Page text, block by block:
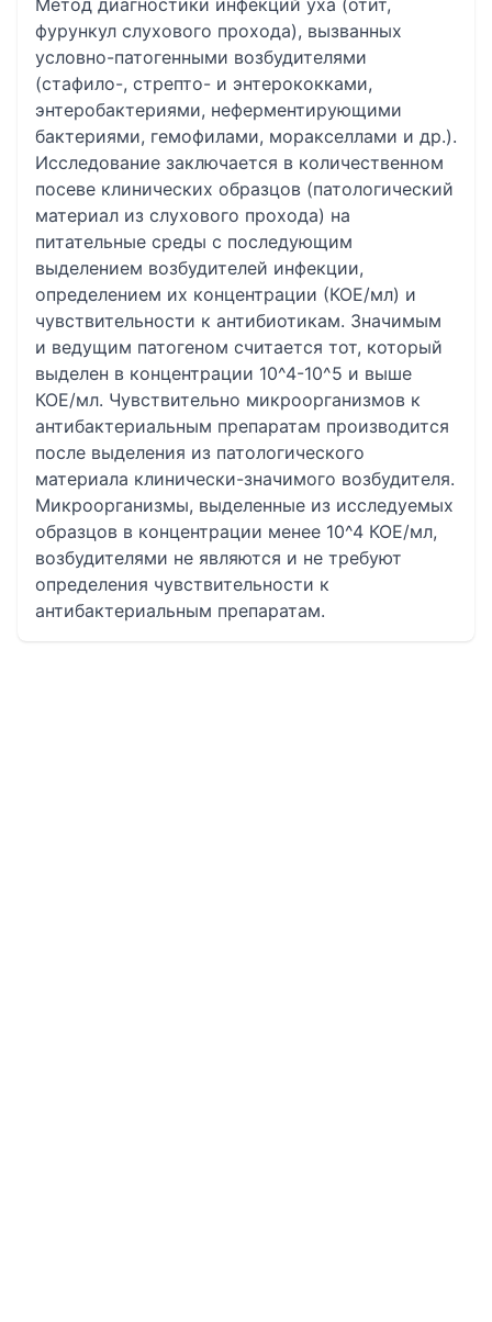
Метод диагностики инфекций уха (отит,
фурункул слухового прохода), вызванных
условно-патогенными возбудителями
(стафило-, стрепто- и энтерококками,
энтеробактериями, неферментирующими
бактериями, гемофилами, моракселлами и др.).
Исследование заключается в количественном
посеве клинических образцов (патологический
материал из слухового прохода) на
питательные среды с последующим
выделением возбудителей инфекции,
определением их концентрации (КОЕ/мл) и
чувствительности к антибиотикам. Значимым
и ведущим патогеном считается тот, который
выделен в концентрации 10^4-10^5 и выше
КОЕ/мл. Чувствительно микроорганизмов к
антибактериальным препаратам производится
после выделения из патологического
материала клинически-значимого возбудителя.
Микроорганизмы, выделенные из исследуемых
образцов в концентрации менее 10^4 КОЕ/мл,
возбудителями не являются и не требуют
определения чувствительности к
антибактериальным препаратам.